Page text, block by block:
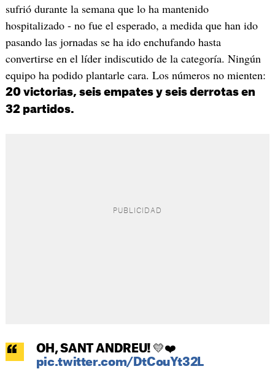
sufrió durante la semana que lo ha mantenido
hospitalizado - no fue el esperado, a medida que han ido
pasando las jornadas se ha ido enchufando hasta
convertirse en el líder indiscutido de la categoría. Ningún
equipo ha podido plantarle cara. Los números no mienten:
20 victorias, seis empates y seis derrotas en
32 partidos.
OH, SANT ANDREU! 💛❤️
pic.twitter.com/DtCouYt32L